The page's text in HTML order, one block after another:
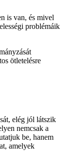
is van, és mivel
problémáik
ötletelésre
elég jól látszik
nemcsak a
be, hanem
amelyek